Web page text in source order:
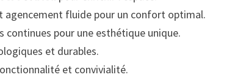
agencement fluide pour un confort optimal.
continues pour une esthétique unique.
et durables.
et convivialité.